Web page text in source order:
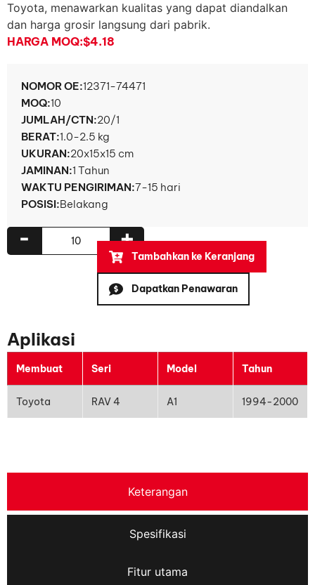
Toyota, menawarkan kualitas yang dapat diandalkan
dan harga grosir langsung dari pabrik.
HARGA MOQ:$4.18
NOMOR OE:12371-74471
MOQ:10
JUMLAH/CTN:20/1
BERAT:1.0-2.5 kg
UKURAN:20x15x15 cm
JAMINAN:1 Tahun
WAKTU PENGIRIMAN:7-15 hari
POSISI:Belakang
+
-
Tambahkan ke Keranjang
Dapatkan Penawaran
Aplikasi
Membuat Seri Model Tahun
Toyota RAV 4 A1 1994-2000
Keterangan
Spesifikasi
Fitur utama